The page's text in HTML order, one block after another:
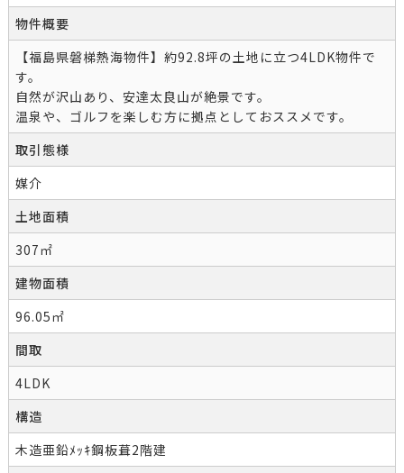
物件概要
【福島県磐梯熱海物件】約92.8坪の土地に立つ4LDK物件で
す。
自然が沢山あり、安達太良山が絶景です。
温泉や、ゴルフを楽しむ方に拠点としておススメです。
取引態様
媒介
土地面積
307㎡
建物面積
96.05㎡
間取
4LDK
構造
木造亜鉛ﾒｯｷ鋼板葺2階建